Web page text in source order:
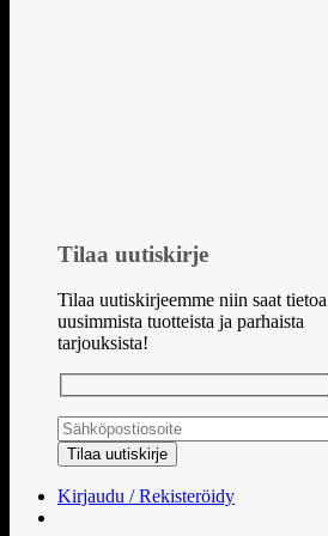
Tilaa uutiskirje
Tilaa uutiskirjeemme niin saat tietoa
uusimmista tuotteista ja parhaista
tarjouksista!
Kirjaudu / Rekisteröidy